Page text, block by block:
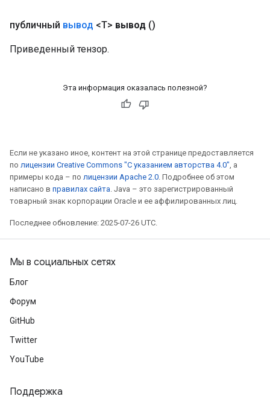
публичный вывод <T> вывод ()
Приведенный тензор.
Эта информация оказалась полезной?
Если не указано иное, контент на этой странице предоставляется
по лицензии Creative Commons "С указанием авторства 4.0", а
примеры кода – по лицензии Apache 2.0. Подробнее об этом
написано в правилах сайта. Java – это зарегистрированный
товарный знак корпорации Oracle и ее аффилированных лиц.
Последнее обновление: 2025-07-26 UTC.
Мы в социальных сетях
Блог
Форум
GitHub
Twitter
YouTube
Поддержка